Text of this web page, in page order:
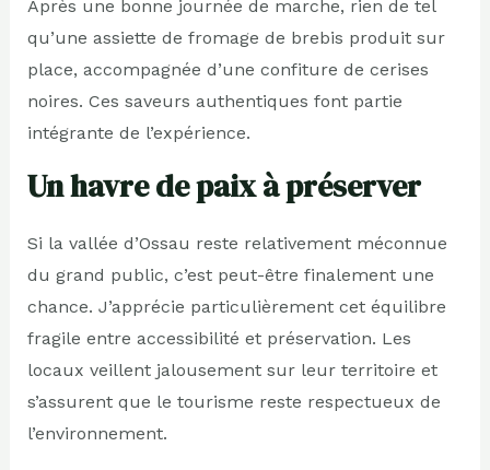
Après une bonne journée de marche, rien de tel
qu’une assiette de fromage de brebis produit sur
place, accompagnée d’une confiture de cerises
noires. Ces saveurs authentiques font partie
intégrante de l’expérience.
Un havre de paix à préserver
Si la vallée d’Ossau reste relativement méconnue
du grand public, c’est peut-être finalement une
chance. J’apprécie particulièrement cet équilibre
fragile entre accessibilité et préservation. Les
locaux veillent jalousement sur leur territoire et
s’assurent que le tourisme reste respectueux de
l’environnement.